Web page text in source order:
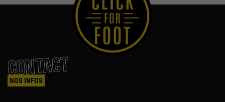
CONTACT
NOS INFOS